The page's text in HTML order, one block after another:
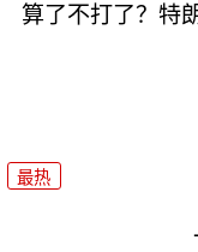
算了不打了？特
最热